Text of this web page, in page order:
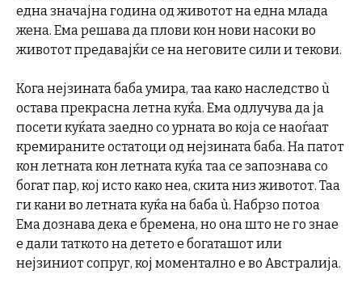
една значајна година од животот на една млада
жена. Ема решава да плови кон нови насоки во
животот предавајќи се на неговите сили и текови.
Кога нејзината баба умира, таа како наследство ù
остава прекрасна летна куќа. Ема одлучува да ја
посети куќата заедно со урната во која се наоѓаат
кремираните остатоци од нејзината баба. На патот
кон летната кон летната куќа таа се запознава со
богат пар, кој исто како неа, скита низ животот. Таа
ги кани во летната куќа на баба ù. Набрзо потоа
Ема дознава дека е бремена, но она што не го знае
е дали таткото на детето е богаташот или
нејзиниот сопруг, кој моментално е во Австралија.